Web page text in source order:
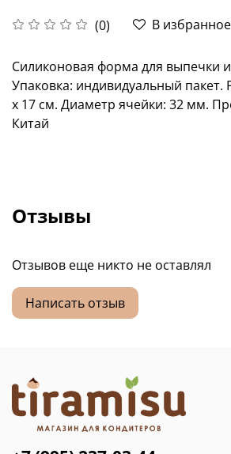
(0) В избранное
Силиконовая форма для выпечки
Упаковка: индивидуальный
х 17 см. Диаметр ячейки: 32 мм.
Китай
Отзывы
Отзывов еще никто не оставлял
Написать отзыв